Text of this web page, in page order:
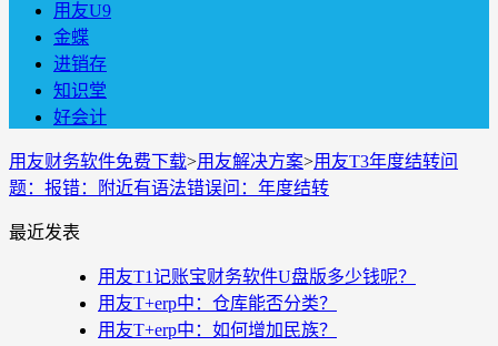
用友U9
金蝶
进销存
知识堂
好会计
用友财务软件免费下载>用友解决方案>用友T3年度结转问
题：报错：附近有语法错误问：年度结转
最近发表
用友T1记账宝财务软件U盘版多少钱呢？
用友T+erp中：仓库能否分类？
用友T+erp中：如何增加民族？